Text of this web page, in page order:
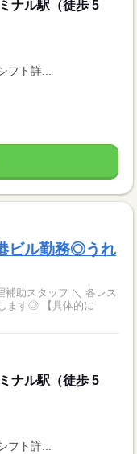
ナル駅（徒歩 5
ト詳...
ビル勤務◎うれ
タッフ ＼ 各レス
具体的に
ナル駅（徒歩 5
フト詳...